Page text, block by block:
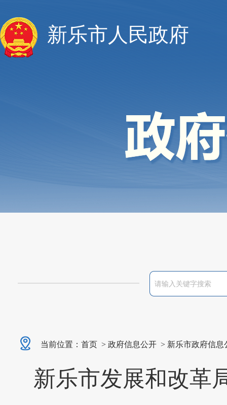
新乐市人民政府
当前位置： 首页 > 政府信息公开 > 新乐市政府信息
新乐市发展和改革